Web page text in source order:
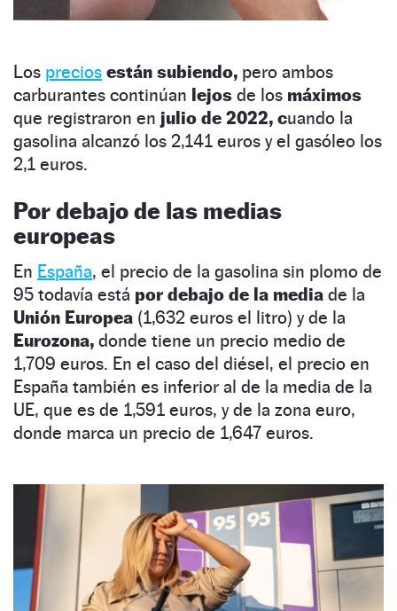
Los precios están subiendo, pero ambos
carburantes continúan lejos de los máximos
que registraron en julio de 2022, cuando la
gasolina alcanzó los 2,141 euros y el gasóleo los
2,1 euros.
Por debajo de las medias
europeas
En España, el precio de la gasolina sin plomo de
95 todavía está por debajo de la media de la
Unión Europea (1,632 euros el litro) y de la
Eurozona, donde tiene un precio medio de
1,709 euros. En el caso del diésel, el precio en
España también es inferior al de la media de la
UE, que es de 1,591 euros, y de la zona euro,
donde marca un precio de 1,647 euros.